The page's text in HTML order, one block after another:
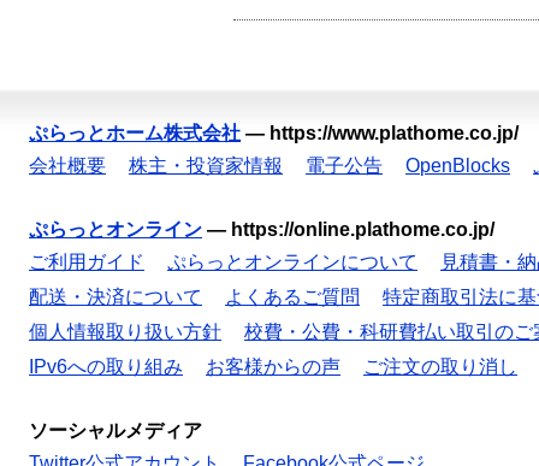
ぷらっとホーム株式会社 — https://www.plathome.co.jp/
会社概要
株主・投資家情報 電子公告 OpenBlocks
ぷらっとオンライン — https://online.plathome.co.jp/
ご利用ガイド
ぷらっとオンラインについて
見積書・
配送・決済について
よくあるご質問
特定商取引法に
個人情報取り扱い方針
校費・公費・科研費払い取引のご
IPv6への取り組み
お客様からの声 ご注文の取り消し
ソーシャルメディア